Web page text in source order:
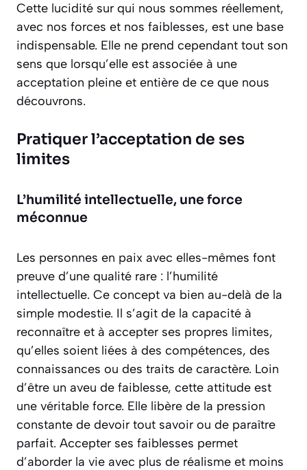
Cette lucidité sur qui nous sommes réellement,
avec nos forces et nos faiblesses, est une base
indispensable. Elle ne prend cependant tout son
sens que lorsqu’elle est associée à une
acceptation pleine et entière de ce que nous
découvrons.
Pratiquer l’acceptation de ses
limites
L’humilité intellectuelle, une force
méconnue
Les personnes en paix avec elles-mêmes font
preuve d’une qualité rare : l’humilité
intellectuelle. Ce concept va bien au-delà de la
simple modestie. Il s’agit de la capacité à
reconnaître et à accepter ses propres limites,
qu’elles soient liées à des compétences, des
connaissances ou des traits de caractère. Loin
d’être un aveu de faiblesse, cette attitude est
une véritable force. Elle libère de la pression
constante de devoir tout savoir ou de paraître
parfait. Accepter ses faiblesses permet
d’aborder la vie avec plus de réalisme et moins